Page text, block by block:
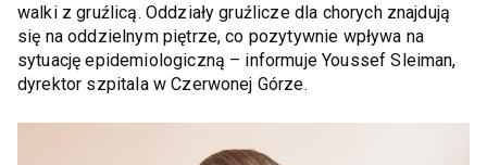
walki z gruźlicą. Oddziały gruźlicze dla chorych znajdują
się na oddzielnym piętrze, co pozytywnie wpływa na
sytuację epidemiologiczną – informuje Youssef Sleiman,
dyrektor szpitala w Czerwonej Górze.